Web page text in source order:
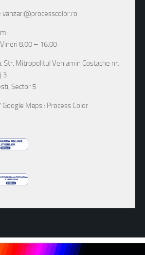
vanzari@processcolor.ro
8:00 – 16:00
Str. Mitropolitul Veniamin Costache nr.
3
Sector 5
Google Maps : Process Color